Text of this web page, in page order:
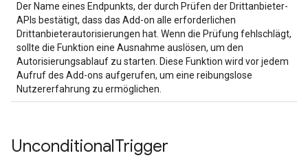
Der Name eines Endpunkts, der durch Prüfen der Drittanbieter-
APIs bestätigt, dass das Add-on alle erforderlichen
Drittanbieterautorisierungen hat. Wenn die Prüfung fehlschlägt,
sollte die Funktion eine Ausnahme auslösen, um den
Autorisierungsablauf zu starten. Diese Funktion wird vor jedem
Aufruf des Add-ons aufgerufen, um eine reibungslose
Nutzererfahrung zu ermöglichen.
UnconditionalTrigger